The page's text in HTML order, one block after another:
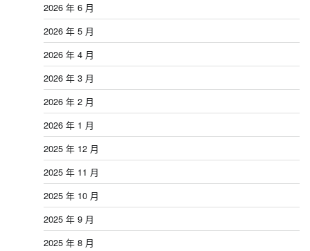
2026 年 6 月
2026 年 5 月
2026 年 4 月
2026 年 3 月
2026 年 2 月
2026 年 1 月
2025 年 12 月
2025 年 11 月
2025 年 10 月
2025 年 9 月
2025 年 8 月